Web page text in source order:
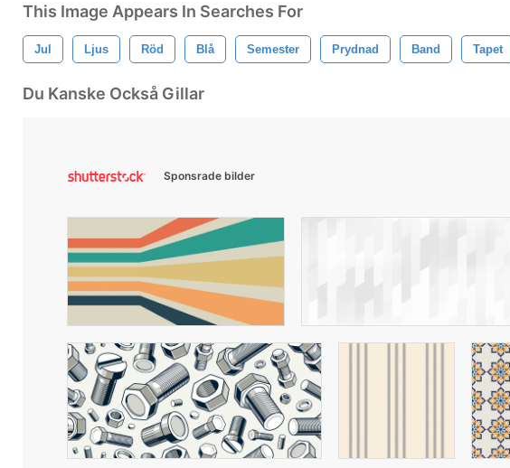
This Image Appears In Searches For
Jul Ljus Röd Blå Semester Prydnad Band Tapet
Du Kanske Också Gillar
Sponsrade bilder